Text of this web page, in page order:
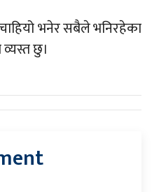
चाहियो भनेर सबैले भनिरहेका
छु।